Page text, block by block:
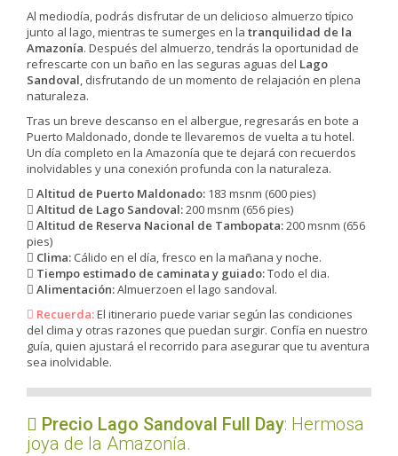
Al mediodía, podrás disfrutar de un delicioso almuerzo típico
junto al lago, mientras te sumerges en la tranquilidad de la
Amazonía. Después del almuerzo, tendrás la oportunidad de
refrescarte con un baño en las seguras aguas del Lago
Sandoval , disfrutando de un momento de relajación en plena
naturaleza.
Tras un breve descanso en el albergue, regresarás en bote a
Puerto Maldonado, donde te llevaremos de vuelta a tu hotel.
Un día completo en la Amazonía que te dejará con recuerdos
inolvidables y una conexión profunda con la naturaleza.
Altitud de Puerto Maldonado: 183 msnm (600 pies)
Altitud de Lago Sandoval:200 msnm (656 pies)
Altitud de Reserva Nacional de Tambopata:200 msnm (656
pies)
Clima: Cálido en el día, fresco en la mañana y noche.
Tiempo estimado de caminata y guiado:Todo el dia.
Alimentación:Almuerzoen el lago sandoval.
Recuerda:El itinerario puede variar según las condiciones
del clima y otras razones que puedan surgir. Confía en nuestro
guía, quien ajustará el recorrido para asegurar que tu aventura
sea inolvidable.
Precio Lago Sandoval Full Day: Hermosa
joya de la Amazonía.